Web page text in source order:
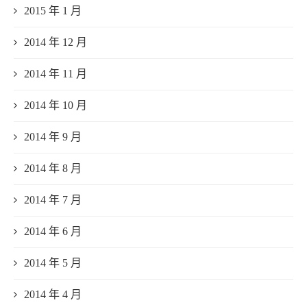
2015 年 1 月
2014 年 12 月
2014 年 11 月
2014 年 10 月
2014 年 9 月
2014 年 8 月
2014 年 7 月
2014 年 6 月
2014 年 5 月
2014 年 4 月